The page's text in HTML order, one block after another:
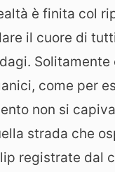
è finita col
il cuore di
come per
non si
strada che
registrate dal